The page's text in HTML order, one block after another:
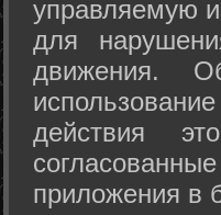
управляемую
для
движения.
действия
приложения в